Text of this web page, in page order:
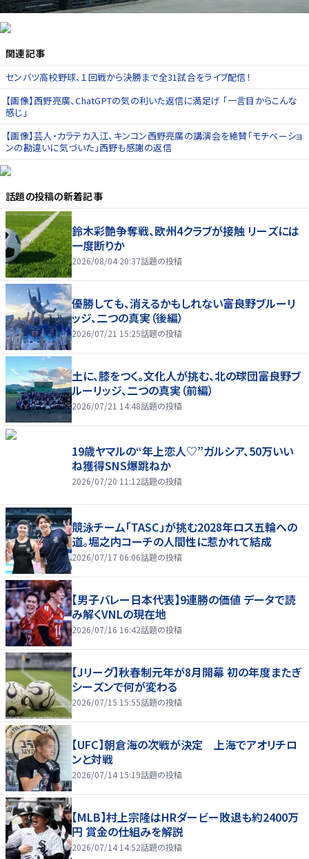
関連記事
センバツ高校野球、１回戦から決勝まで全31試合をライブ配信！
【画像】西野亮廣、ChatGPTの気の利いた返信に満足げ 「一言目からこんな
感じ」
【画像】芸人・カラテカ入江、キンコン西野亮廣の講演会を絶賛「モチベーショ
ンの勘違いに気づいた」西野も感謝の返信
話題の投稿の新着記事
鈴木彩艶争奪戦、欧州4クラブが接触 リーズには
一度断りか
2026/08/04 20:37話題の投稿
優勝しても、消えるかもしれない――富良野ブルーリ
ッジ、二つの真実（後編）
2026/07/21 15:25話題の投稿
土に、膝をつく。文化人が挑む、北の球団――富良野ブ
ルーリッジ、二つの真実（前編）
2026/07/21 14:48話題の投稿
19歳ヤマルの“年上恋人♡”ガルシア、50万いい
ね獲得SNS爆跳ねか
2026/07/20 11:12話題の投稿
競泳チーム「TASC」が挑む2028年ロス五輪への
道。堀之内コーチの人間性に惹かれて結成
2026/07/17 06:06話題の投稿
【男子バレー日本代表】9連勝の価値 データで読
み解くVNLの現在地
2026/07/16 16:42話題の投稿
【Jリーグ】秋春制元年が8月開幕 初の年度またぎ
シーズンで何が変わる
2026/07/15 15:55話題の投稿
【UFC】朝倉海の次戦が決定 上海でアオリチロ
ンと対戦
2026/07/14 15:19話題の投稿
【MLB】村上宗隆はHRダービー敗退も約2400万
円 賞金の仕組みを解説
2026/07/14 14:52話題の投稿